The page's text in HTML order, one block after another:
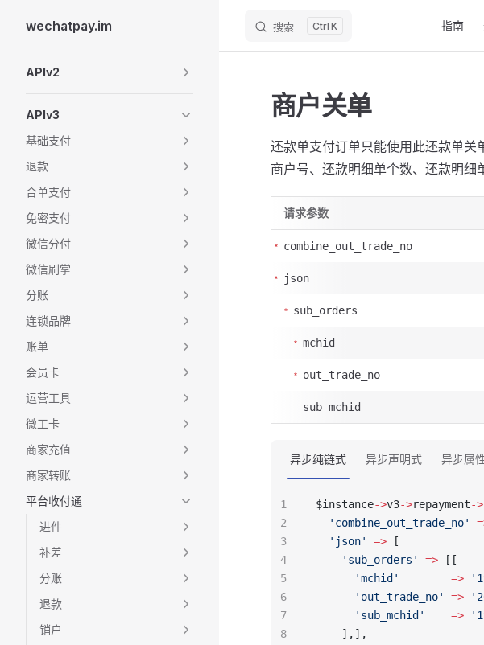
Skip to content
wechatpay.im 搜索 K 指南
APIv2
APIv3
基础支付
退款
合单支付
免密支付
微信分付
微信刷掌
分账
连锁品牌
账单
会员卡
运营工具
微工卡
商家充值
商家转账
平台收付通
进件
补差
分账
退款
销户
商户关单
还款单支付订单只能使用此还款单
商户号、还款明细单个数、还款明细
请求参数
combine_out_trade_no
json
sub_orders
mchid
out_trade_no
sub_mchid
异步纯链式 异步声明式 异步属
$instance->v3->repayment->
  'combine_out_trade_no'
  'json'
=> [
    'sub_orders'
=> [[
      'mchid'
        =>
      'out_trade_no'
=>
      'sub_mchid'
    =>
    ],],
1
2
3
4
5
6
7
8